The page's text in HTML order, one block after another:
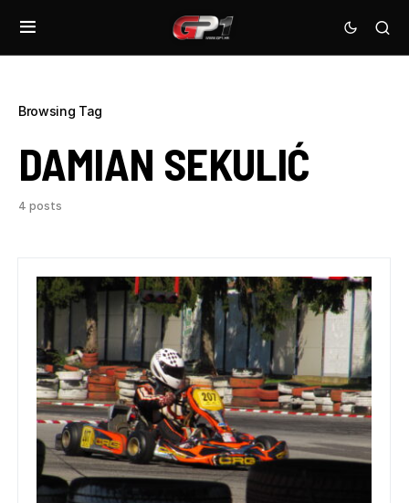
Browsing Tag
DAMIAN SEKULIĆ
4 posts